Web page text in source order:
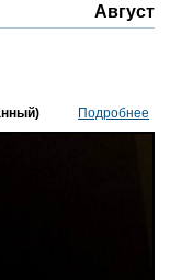
Август
Подробнее